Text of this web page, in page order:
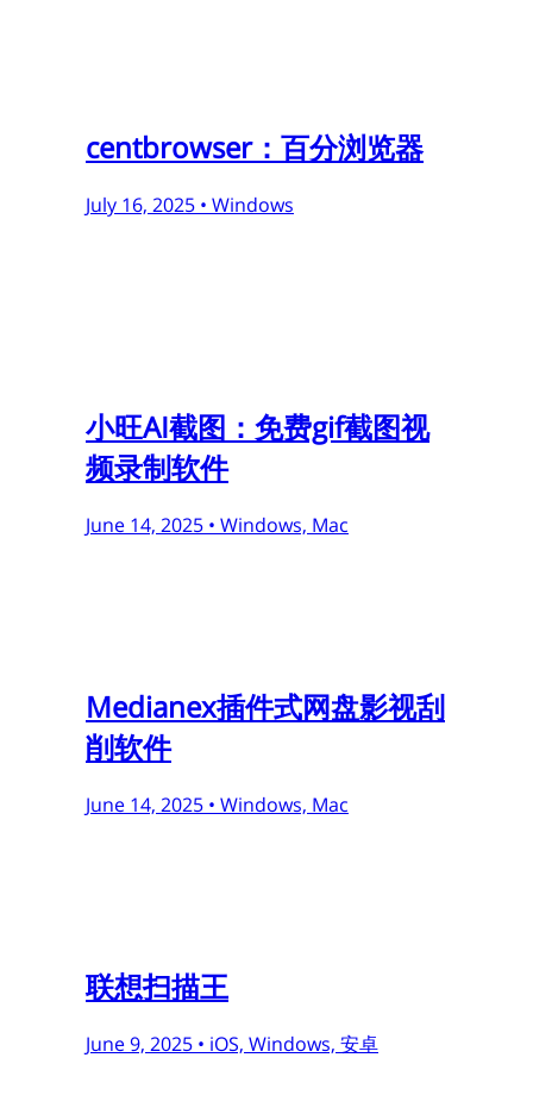
centbrowser：百分浏览器
July 16, 2025 • Windows
小旺AI截图：免费gif截图视
频录制软件
June 14, 2025 • Windows, Mac
Medianex插件式网盘影视刮
削软件
June 14, 2025 • Windows, Mac
联想扫描王
June 9, 2025 • iOS, Windows, 安卓